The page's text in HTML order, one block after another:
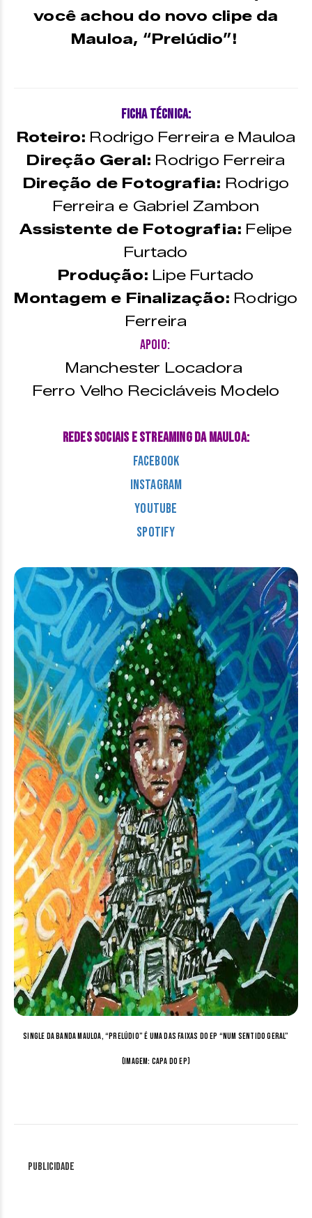
você achou do novo clipe da
Mauloa, “Prelúdio”!
Ficha Técnica:
Roteiro: Rodrigo Ferreira e Mauloa
Direção Geral: Rodrigo Ferreira
Direção de Fotografia: Rodrigo
Ferreira e Gabriel Zambon
Assistente de Fotografia: Felipe
Furtado
Produção: Lipe Furtado
Montagem e Finalização: Rodrigo
Ferreira
Apoio:
Manchester Locadora
Ferro Velho Recicláveis Modelo
Redes Sociais e Streaming da Mauloa:
Facebook
Instagram
Youtube
Spotify
Single da banda Mauloa, “Prelúdio” é uma das faixas do EP “Num Sentido Geral”
(Imagem: Capa do EP)
Publicidade